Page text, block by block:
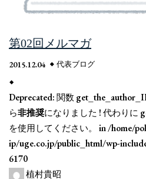
第02回メルマガ
2015.12.04 代表ブログ
Deprecated: 関数
ら非推奨になりました ! 代わりに
を使用してください。 in/home/
ip/uge.co.jp/public_html/wp-
6170
植村貴昭